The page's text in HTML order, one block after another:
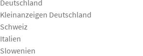
Deutschland
Kleinanzeigen Deutschland
Schweiz
Italien
Slowenien